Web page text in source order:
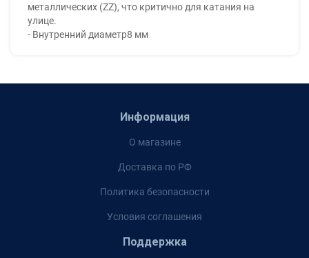
металлических (ZZ), что критично для катания на
улице.
- Внутренний диаметр8 мм
Информация
О магазине
Доставка по РФ
Политика безопасности
Условия соглашения
Поддержка